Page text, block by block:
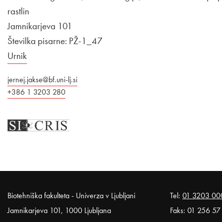
rastlin
Jamnikarjeva 101
Številka pisarne: PŽ-1_47
Urnik
jernej.jakse@bf.uni-lj.si
+386 1 3203 280
Noga strani
Biotehniška fakulteta - Univerza v Ljubljani
Jamnikarjeva 101, 1000 Ljubljana
Tel: 01 3203
Faks: 01 256